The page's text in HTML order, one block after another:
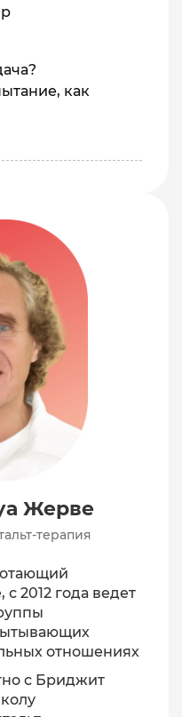
как
Жерве
терапия
2012 года ведет
отношениях
с Бриджит